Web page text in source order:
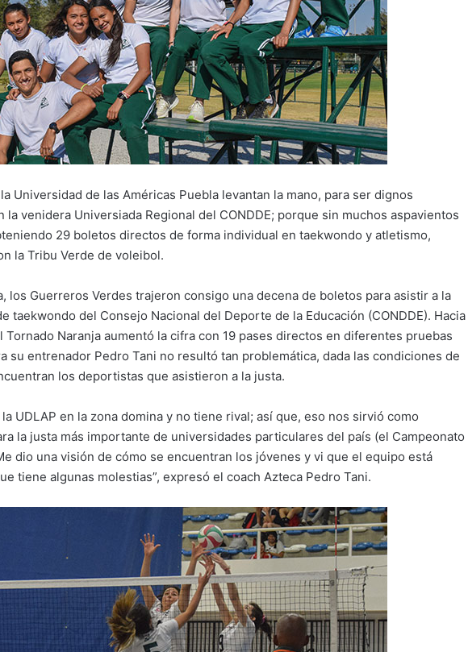
Universidad de las Américas Puebla levantan la mano, para ser dignos
venidera Universiada Regional del CONDDE; porque sin muchos aspavientos
29 boletos directos de forma individual en taekwondo y atletismo,
la Tribu Verde de voleibol.
los Guerreros Verdes trajeron consigo una decena de boletos para asistir a la
taekwondo del Consejo Nacional del Deporte de la Educación (CONDDE). Hacia
Naranja aumentó la cifra con 19 pases directos en diferentes pruebas
su entrenador Pedro Tani no resultó tan problemática, dada las condiciones de
los deportistas que asistieron a la justa.
UDLAP en la zona domina y no tiene rival; así que, eso nos sirvió como
la justa más importante de universidades particulares del país (el Campeonato
dio una visión de cómo se encuentran los jóvenes y vi que el equipo está
tiene algunas molestias”, expresó el coach Azteca Pedro Tani.